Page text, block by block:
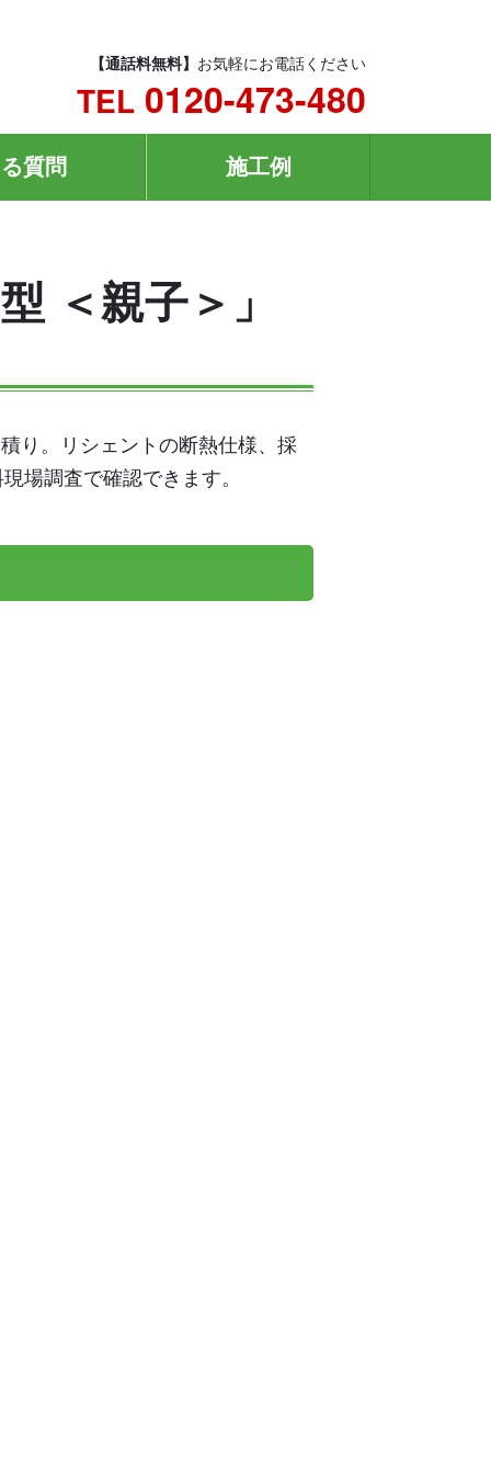
【通話料無料】 お気軽にお電話ください
TEL 0120-473-480
質問 施工例
＜親子＞」
り。リシェントの断熱仕様、採
場調査で確認できます。